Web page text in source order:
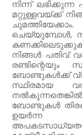
നിന്ന് ലഭിക്കുന്ന
മറ്റുള്ളവയ്ക്ക്
ചെയ്യുമ്പോൾ,
നിങ്ങൾ പതിവ്
രണ്ടിന്റെയും
ബോണ്ടുകൾക്ക്
സ്ഥിരമായ
ബോണ്ടുകൾ
ഉയർന്ന